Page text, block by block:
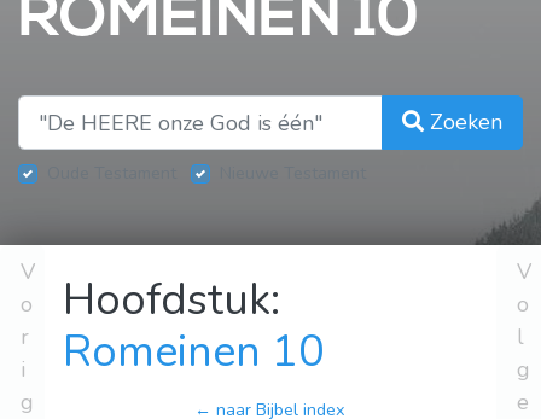
ROMEINEN 10
Zoeken
V
o
r
i
g
Hoofdstuk:
Romeinen 10
← naar Bijbel index
V
o
l
g
e